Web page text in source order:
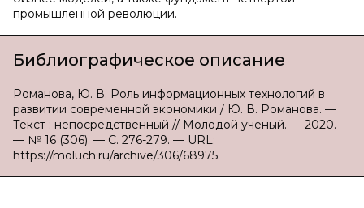
промышленной революции.
Библиографическое описание
Романова, Ю. В. Роль информационных технологий в
развитии современной экономики / Ю. В. Романова. —
Текст : непосредственный // Молодой ученый. — 2020.
— № 16 (306). — С. 276-279. — URL:
https://moluch.ru/archive/306/68975.